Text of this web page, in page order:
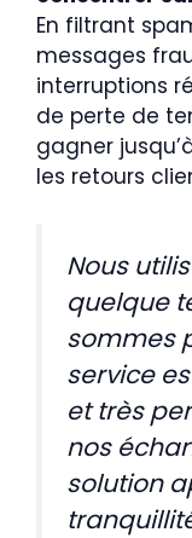
En filtrant
messages
interruptions
de perte de
gagner
les retours
Nous
quelque
sommes
service
et très
nos
solution